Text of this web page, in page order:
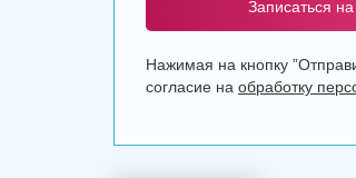
Записаться
Нажимая на кнопку
согласие на обработку